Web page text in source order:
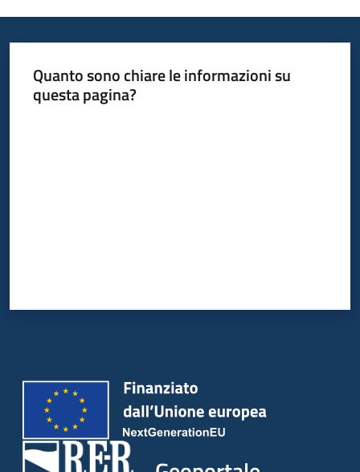
Quanto sono chiare le informazioni su
questa pagina?